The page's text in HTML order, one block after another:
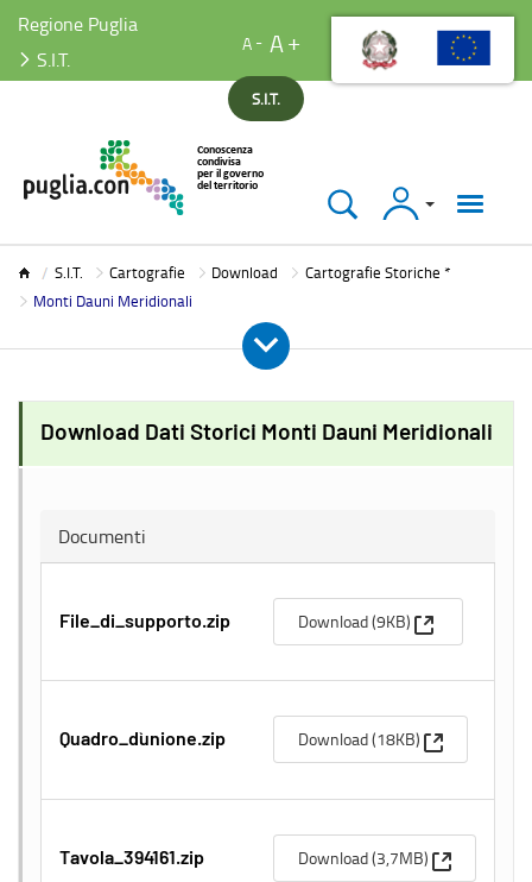
Regione Puglia
S.I.T.
A A
S.I.T.
Accedi
S.I.T. Cartografie Download
Cartografie Storiche *
Monti Dauni Meridionali
Download Dati Storici Monti Dauni Meridionali
Documenti
File_di_supporto.zip Download (9KB) (Apre una
Quadro_d`unione.zip Download (18KB) (Apre una
Tavola_394161.zip Download (3,7MB) (Apre una